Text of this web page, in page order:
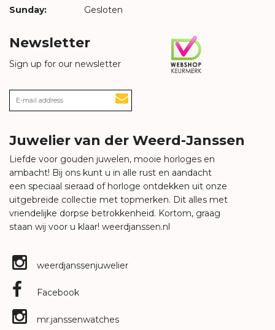
Sunday: Gesloten
Newsletter
Sign up for our newsletter
Juwelier van der Weerd-Janssen
Liefde voor gouden juwelen, mooie horloges en
ambacht! Bij ons kunt u in alle rust en aandacht
een speciaal sieraad of horloge ontdekken uit onze
uitgebreide collectie met topmerken. Dit alles met
vriendelijke dorpse betrokkenheid. Kortom, graag
staan wij voor u klaar! weerdjanssen.nl
weerdjanssenjuwelier
Facebook
mr.janssenwatches